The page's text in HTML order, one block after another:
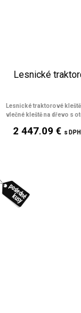
Lesnické
Lesnické traktorové
vlečné kleště na dřevo s
2 447.09 € s DPH